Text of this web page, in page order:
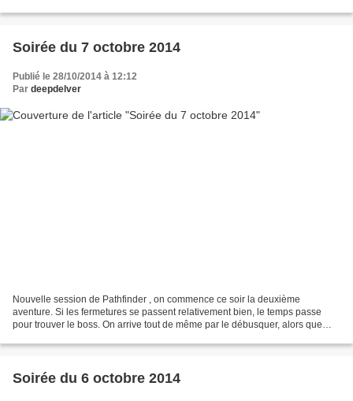
Soirée du 7 octobre 2014
Publié le 28/10/2014 à 12:12
Par deepdelver
Nouvelle session de Pathfinder , on commence ce soir la deuxième
aventure. Si les fermetures se passent relativement bien, le temps passe
pour trouver le boss. On arrive tout de même par le débusquer, alors que
Soirée du 6 octobre 2014